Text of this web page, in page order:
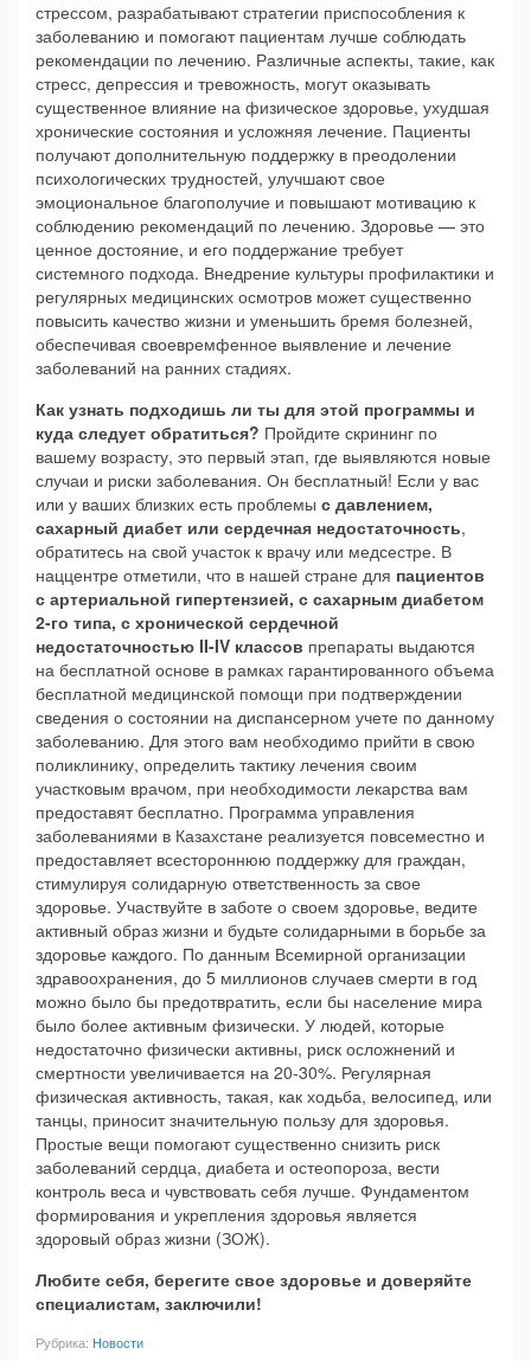
стрессом, разрабатывают стратегии приспособления к
заболеванию и помогают пациентам лучше соблюдать
рекомендации по лечению. Различные аспекты, такие, как
стресс, депрессия и тревожность, могут оказывать
существенное влияние на физическое здоровье, ухудшая
хронические состояния и усложняя лечение. Пациенты
получают дополнительную поддержку в преодолении
психологических трудностей, улучшают свое
эмоциональное благополучие и повышают мотивацию к
соблюдению рекомендаций по лечению. Здоровье — это
ценное достояние, и его поддержание требует
системного подхода. Внедрение культуры профилактики и
регулярных медицинских осмотров может существенно
повысить качество жизни и уменьшить бремя болезней,
обеспечивая своевремфенное выявление и лечение
заболеваний на ранних стадиях.
Как узнать подходишь ли ты для этой программы и
куда следует обратиться? Пройдите скрининг по
вашему возрасту, это первый этап, где выявляются новые
случаи и риски заболевания. Он бесплатный! Если у вас
или у ваших близких есть проблемы с давлением,
сахарный диабет или сердечная недостаточность,
обратитесь на свой участок к врачу или медсестре. В
наццентре отметили, что в нашей стране для пациентов
с артериальной гипертензией, с сахарным диабетом
2-го типа, с хронической сердечной
недостаточностью II-IV классов препараты выдаются
на бесплатной основе в рамках гарантированного объема
бесплатной медицинской помощи при подтверждении
сведения о состоянии на диспансерном учете по данному
заболеванию. Для этого вам необходимо прийти в свою
поликлинику, определить тактику лечения своим
участковым врачом, при необходимости лекарства вам
предоставят бесплатно. Программа управления
заболеваниями в Казахстане реализуется повсеместно и
предоставляет всестороннюю поддержку для граждан,
стимулируя солидарную ответственность за свое
здоровье. Участвуйте в заботе о своем здоровье, ведите
активный образ жизни и будьте солидарными в борьбе за
здоровье каждого. По данным Всемирной организации
здравоохранения, до 5 миллионов случаев смерти в год
можно было бы предотвратить, если бы население мира
было более активным физически. У людей, которые
недостаточно физически активны, риск осложнений и
смертности увеличивается на 20‑30%. Регулярная
физическая активность, такая, как ходьба, велосипед, или
танцы, приносит значительную пользу для здоровья.
Простые вещи помогают существенно снизить риск
заболеваний сердца, диабета и остеопороза, вести
контроль веса и чувствовать себя лучше. Фундаментом
формирования и укрепления здоровья является
здоровый образ жизни (ЗОЖ).
Любите себя, берегите свое здоровье и доверяйте
специалистам, заключили!
Рубрика: Новости